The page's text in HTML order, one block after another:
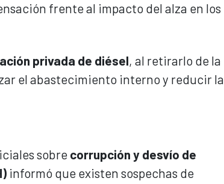
frente al impacto del alza en los
privada de diésel, al retirarlo de la
el abastecimiento interno y reducir la
sobre corrupción y desvío de
informó que existen sospechas de